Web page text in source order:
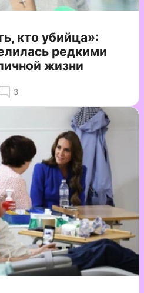
кто убийца»:
редкими
жизни
3